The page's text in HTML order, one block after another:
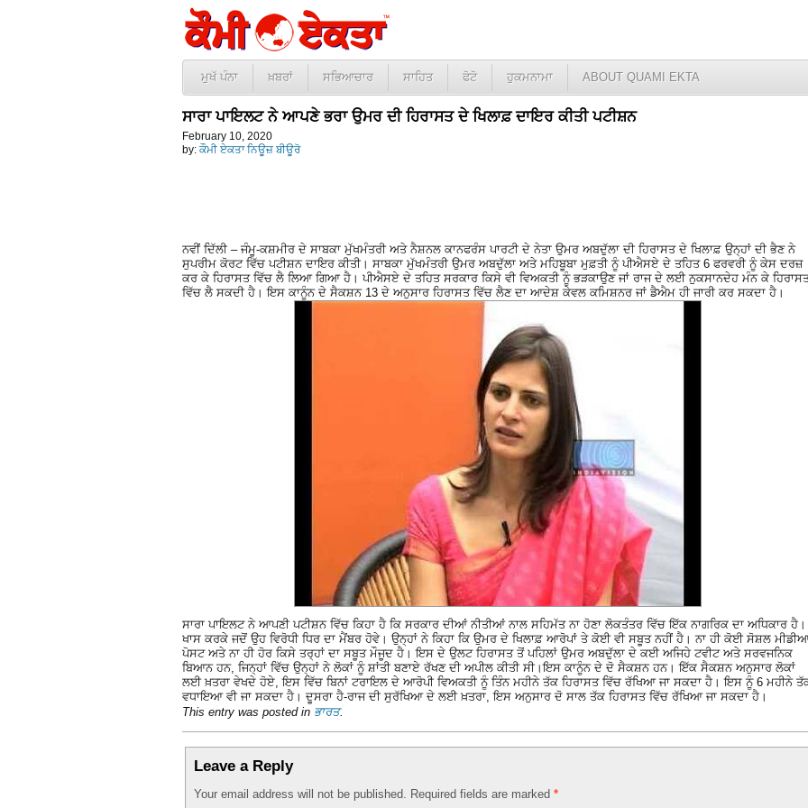
ਮੁਖੱ ਪੰਨਾ ਖ਼ਬਰਾਂ ਸਭਿਆਚਾਰ ਸਾਹਿਤ ਫੋਟੋ ਹੁਕਮਨਾਮਾ ABOUT QUAMI EKTA
ਸਾਰਾ ਪਾਇਲਟ ਨੇ ਆਪਣੇ ਭਰਾ ਉਮਰ ਦੀ ਹਿਰਾਸਤ ਦੇ ਖਿਲਾਫ਼ ਦਾਇਰ ਕੀਤੀ ਪਟੀਸ਼ਨ
February 10, 2020
by: ਕੌਮੀ ਏਕਤਾ ਨਿਊਜ਼ ਬੀਊਰੋ
ਨਵੀਂ ਦਿੱਲੀ – ਜੰਮੂ-ਕਸ਼ਮੀਰ ਦੇ ਸਾਬਕਾ ਮੁੱਖਮੰਤਰੀ ਅਤੇ ਨੈਸ਼ਨਲ ਕਾਨਫਰੰਸ ਪਾਰਟੀ ਦੇ ਨੇਤਾ ਉਮਰ ਅਬਦੁੱਲਾ ਦੀ ਹਿਰਾਸਤ ਦੇ ਖਿਲਾਫ਼ ਉਨ੍ਹਾਂ ਦੀ ਭੈਣ ਨੇ
ਸੁਪਰੀਮ ਕੋਰਟ ਵਿੱਚ ਪਟੀਸ਼ਨ ਦਾਇਰ ਕੀਤੀ। ਸਾਬਕਾ ਮੁੱਖਮੰਤਰੀ ਉਮਰ ਅਬਦੁੱਲਾ ਅਤੇ ਮਹਿਬੂਬਾ ਮੁਫ਼ਤੀ ਨੂੰ ਪੀਐਸਏ ਦੇ ਤਹਿਤ 6 ਫਰਵਰੀ ਨੂੰ ਕੇਸ ਦਰਜ਼
ਕਰ ਕੇ ਹਿਰਾਸਤ ਵਿੱਚ ਲੈ ਲਿਆ ਗਿਆ ਹੈ। ਪੀਐਸਏ ਦੇ ਤਹਿਤ ਸਰਕਾਰ ਕਿਸੇ ਵੀ ਵਿਅਕਤੀ ਨੂੰ ਭੜਕਾਉਣ ਜਾਂ ਰਾਜ ਦੇ ਲਈ ਨੁਕਸਾਨਦੇਹ ਮੰਨ ਕੇ
ਵਿੱਚ ਲੈ ਸਕਦੀ ਹੈ। ਇਸ ਕਾਨੂੰਨ ਦੇ ਸੈਕਸ਼ਨ 13 ਦੇ ਅਨੁਸਾਰ ਹਿਰਾਸਤ ਵਿੱਚ ਲੈਣ ਦਾ ਆਦੇਸ਼ ਕੇਵਲ ਕਮਿਸ਼ਨਰ ਜਾਂ ਡੈਐਮ ਹੀ ਜਾਰੀ ਕਰ ਸਕਦਾ ਹੈ।
ਸਾਰਾ ਪਾਇਲਟ ਨੇ ਆਪਣੀ ਪਟੀਸ਼ਨ ਵਿੱਚ ਕਿਹਾ ਹੈ ਕਿ ਸਰਕਾਰ ਦੀਆਂ ਨੀਤੀਆਂ ਨਾਲ ਸਹਿਮੱਤ ਨਾ ਹੋਣਾ ਲੋਕਤੰਤਰ ਵਿੱਚ ਇੱਕ ਨਾਗਰਿਕ ਦਾ ਅਧਿਕਾਰ ਹੈ।
ਖਾਸ ਕਰਕੇ ਜਦੋਂ ਉਹ ਵਿਰੋਧੀ ਧਿਰ ਦਾ ਮੈਂਬਰ ਹੋਵੇ। ਉਨ੍ਹਾਂ ਨੇ ਕਿਹਾ ਕਿ ਉਮਰ ਦੇ ਖਿਲਾਫ਼ ਆਰੋਪਾਂ ਤੇ ਕੋਈ ਵੀ ਸਬੂਤ ਨਹੀਂ ਹੈ। ਨਾ ਹੀ ਕੋਈ ਸੋਸ਼ਲ
ਪੋਸਟ ਅਤੇ ਨਾ ਹੀ ਹੋਰ ਕਿਸੇ ਤਰ੍ਹਾਂ ਦਾ ਸਬੂਤ ਮੌਜੂਦ ਹੈ। ਇਸ ਦੇ ਉਲਟ ਹਿਰਾਸਤ ਤੋਂ ਪਹਿਲਾਂ ਉਮਰ ਅਬਦੁੱਲਾ ਦੇ ਕਈ ਅਜਿਹੇ ਟਵੀਟ ਅਤੇ ਸਰਵਜਨਿਕ
ਬਿਆਨ ਹਨ, ਜਿਨ੍ਹਾਂ ਵਿੱਚ ਉਨ੍ਹਾਂ ਨੇ ਲੋਕਾਂ ਨੂੰ ਸ਼ਾਂਤੀ ਬਣਾਏ ਰੱਖਣ ਦੀ ਅਪੀਲ ਕੀਤੀ ਸੀ।ਇਸ ਕਾਨੂੰਨ ਦੇ ਦੋ ਸੈਕਸ਼ਨ ਹਨ। ਇੱਕ ਸੈਕਸ਼ਨ ਅਨੁਸਾਰ ਲੋਕਾਂ
ਲਈ ਖ਼ਤਰਾ ਵੇਖਦੇ ਹੋਏ, ਇਸ ਵਿੱਚ ਬਿਨਾਂ ਟਰਾਇਲ ਦੇ ਆਰੋਪੀ ਵਿਅਕਤੀ ਨੂੰ ਤਿੰਨ ਮਹੀਨੇ ਤੱਕ ਹਿਰਾਸਤ ਵਿੱਚ ਰੱਖਿਆ ਜਾ ਸਕਦਾ ਹੈ। ਇਸ ਨੂੰ 6 ਮਹੀਨੇ
ਵਧਾਇਆ ਵੀ ਜਾ ਸਕਦਾ ਹੈ। ਦੂਸਰਾ ਹੈ-ਰਾਜ ਦੀ ਸੁਰੱਖਿਆ ਦੇ ਲਈ ਖ਼ਤਰਾ, ਇਸ ਅਨੁਸਾਰ ਦੋ ਸਾਲ ਤੱਕ ਹਿਰਾਸਤ ਵਿੱਚ ਰੱਖਿਆ ਜਾ ਸਕਦਾ ਹੈ।
This entry was posted in ਭਾਰਤ.
Leave a Reply
Your email address will not be published. Required fields are marked *